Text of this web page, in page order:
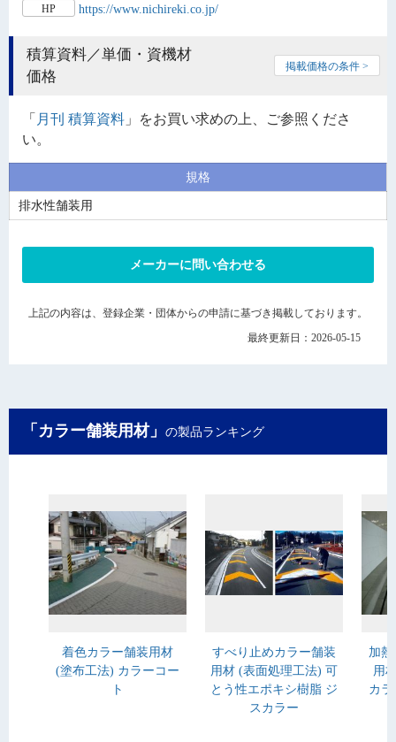
HP https://www.nichireki.co.jp/
積算資料／単価・資機材
価格
掲載価格の条件 >
「 月刊 積算資料 」をお買い求めの上、ご参照くださ
い。
規格
排水性舗装用
メーカーに問い合わせる
上記の内容は、登録企業・団体からの申請に基づき掲載しております。
最終更新日：2026-05-15
「カラー舗装用材」 の製品ランキング
着色カラー舗装用材
(塗布工法) カラーコー
ト
すべり止めカラー舗装
用材 (表面処理工法) 可
とう性エポキシ樹脂 ジ
スカラー
加
用
カ